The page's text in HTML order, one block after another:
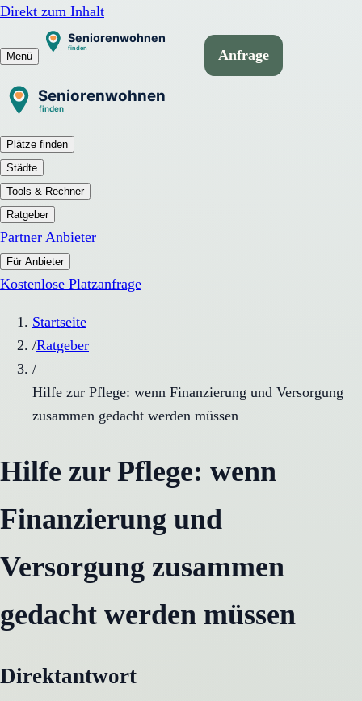
Direkt zum Inhalt
Menü Anfrage
Plätze finden
Städte
Tools & Rechner
Ratgeber
Partner Anbieter
Für Anbieter
Kostenlose Platzanfrage
Startseite
/Ratgeber
/
Hilfe zur Pflege: wenn Finanzierung und Versorgung
zusammen gedacht werden müssen
Hilfe zur Pflege: wenn
Finanzierung und
Versorgung zusammen
gedacht werden müssen
Direktantwort